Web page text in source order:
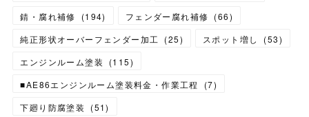
錆・腐れ補修
(194) フェンダー腐れ補修 (66)
純正形状オーバーフェンダー加工
(25) スポット増し (53)
エンジンルーム塗装
(115)
■AE86エンジンルーム塗装料金・作業工程
(7)
下廻り防腐塗装
(51)